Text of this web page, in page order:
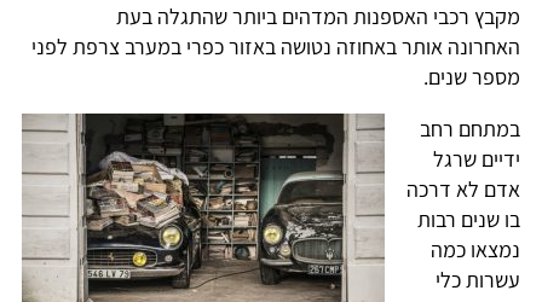
מקבץ רכבי האספנות המדהים ביותר שהתגלה בעת
האחרונה אותר באחוזה נטושה באזור כפרי במערב צרפת לפני
מספר שנים.
במתחם רחב
ידיים שרגל
אדם לא דרכה
בו שנים רבות
נמצאו כמה
עשרות כלי